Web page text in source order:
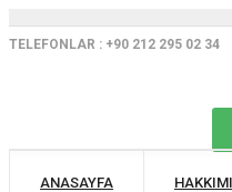
TELEFONLAR : +90 212 295 02 34
ANASAYFA